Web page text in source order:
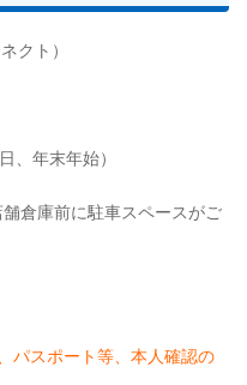
クト）
、年末年始）
倉庫前に駐車スペースがご
パスポート等、本人確認の